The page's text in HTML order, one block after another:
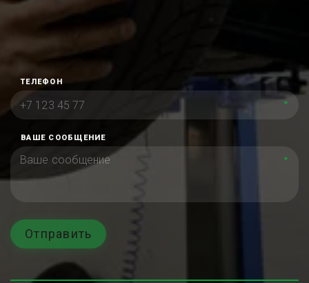
ТЕЛЕФОН
*
ВАШЕ СООБЩЕНИЕ
*
Отправить